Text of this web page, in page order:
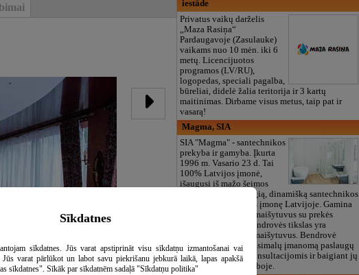
iestāde
Privatus vaikų darželis
„Maza Rasiņa“
Pardaugavoje (Zasulauke)
vaikams nuo 10 mėn. iki 6
metų. Licencijuotos
programos (LV/RU),
logopedas, speciali pagalba,
būreliai, didelė žalia teritorija ir 3 kartų
maitinimas. Dirbame visus metus, taip pat ir
vasarą!
Magma, SIA
SIA "Magma" - santechnikos
prekyba ir gamyba. Įkurta
1996 m. Vasario 23 d. Tai
100% Latvijos įmonė,
išaugusi iš mažo šeimos
verslo į stabilią, saugią, dinamišką santechnikos
gamybos ir prekybos įmonę Latvijoje. Gamina
lanksčias pavaras ir maišytuvus su prekės
ženklu MAGMA. Bendrovės tikslas yra
parduoti geriausius maišytuvus. Bendrovė
klientams teikia maksimalų įmanomą paslaugų
paketą, pradedant konsultacijomis ir baigiant jų
įgyvendinimu prekyboje.
Sīkdatnes
sīkdatnes. Jūs varat apstiprināt visu sīkdatņu izmantošanai vai
Jūs varat pārlūkot un labot savu piekrišanu jebkurā laikā, lapas apakšā
sīkdatnes". Sīkāk par sīkdatnēm sadaļā "Sīkdatņu politika"